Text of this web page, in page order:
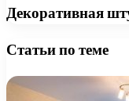
Декоративная
Статьи по теме